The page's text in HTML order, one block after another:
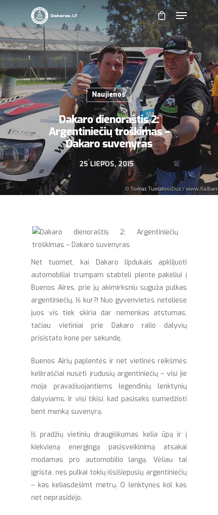
Naujienos
Dakaro dienoraštis 2:
Argentiniečių troškimas –
Dakaro suvenyras
25 LIEPOS, 2015
Net tuomet, kai Dakaro lipdukais apklijuoti
automobiliai trumpam stabteli plente pakeliui į
Buenos Aires, prie jų akimirksniu suguža pulkas
argentiniečių. Iš kur?! Nuo gyvenvietės netoliese
juos vis tiek skiria dar nemenkas atstumas,
tačiau vietiniai prie Dakaro ralio dalyvių
prisistato kone per sekundę.
Buenos Airių paplentės ir net vietinės reikšmės
kelkraščiai nusėti įrudusių argentiniečių – visi jie
moja pravažiuojantiems legendinių lenktynių
dalyviams. Ir visi tikisi, kad pasiseks sumedžioti
bent menką suvenyrą.
Iš pradžių vietinių draugiškumas kelia ūpą ir į
kiekvieną energingą pasisveikinimą atsakai
modamas pro automobilio langą. Vėliau tai
įgrista, nes pulkai tokių išsišiepusių argentiniečių
– kas keliasdešimt metrų. O lenktynės kol kas
net neprasidėjo.